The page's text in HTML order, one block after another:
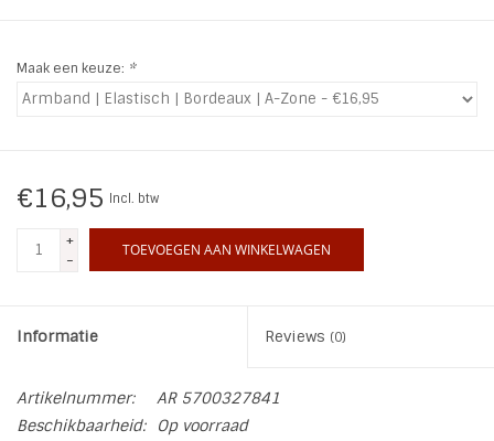
SALE
Maak een keuze: *
€16,95 Incl. btw
+
-
TOEVOEGEN AAN WINKELWAGEN
Informatie Reviews (0)
Artikelnummer:
AR 5700327841
Beschikbaarheid:
Op voorraad